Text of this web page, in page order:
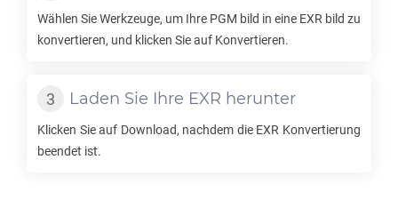
Wählen Sie Werkzeuge, um Ihre PGM bild in eine EXR bild zu
konvertieren, und klicken Sie auf Konvertieren.
Laden Sie Ihre EXR herunter
Klicken Sie auf Download, nachdem die EXR Konvertierung
beendet ist.